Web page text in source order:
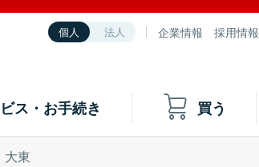
個人 法人 企業情報 採用情報
ス・お手続き 買う
大東